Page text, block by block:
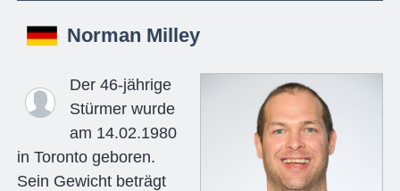
Norman Milley
Der 46-jährige
Stürmer wurde
am 14.02.1980
in Toronto geboren.
Sein Gewicht beträgt